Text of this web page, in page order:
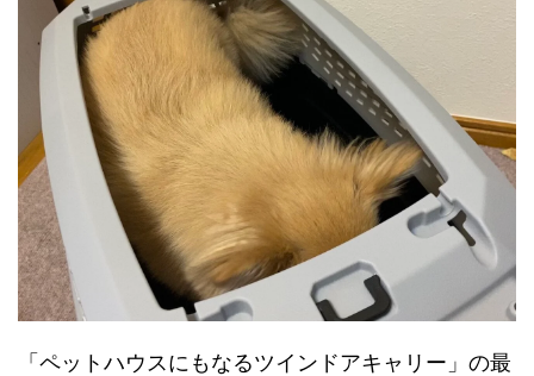
「ペットハウスにもなるツインドアキャリー」の最